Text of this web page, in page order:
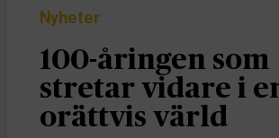
Nyheter
100-åringen som
stretar vidare i
orättvis värld